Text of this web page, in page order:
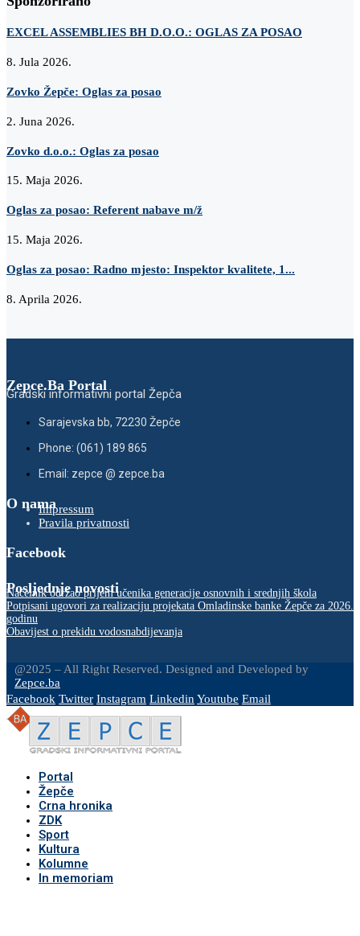
EXCEL ASSEMBLIES BH D.O.O.: OGLAS ZA POSAO
8. Jula 2026.
Zovko Žepče: Oglas za posao
2. Juna 2026.
Zovko d.o.o.: Oglas za posao
15. Maja 2026.
Oglas za posao: Referent nabave m/ž
15. Maja 2026.
Oglas za posao: Radno mjesto: Inspektor kvalitete, 1...
8. Aprila 2026.
Zepce.Ba Portal
Gradski informativni portal Žepča
Sarajevska bb, 72230 Žepče
Phone: (061) 189 865
Email: zepce @ zepce.ba
O namaImpressum
Pravila privatnosti
Facebook
Posljednje novosti
Načelnik održao prijem učenika generacije osnovnih i srednjih škola
Potpisani ugovori za realizaciju projekata Omladinske banke Žepče za 2026.
godinu
Obavijest o prekidu vodosnabdijevanja
@2025 – All Right Reserved. Designed and Developed by
Zepce.ba
Facebook Twitter Instagram LinkedinYoutube Email
Portal
Žepče
Crna hronika
ZDK
Sport
Kultura
Kolumne
In memoriam